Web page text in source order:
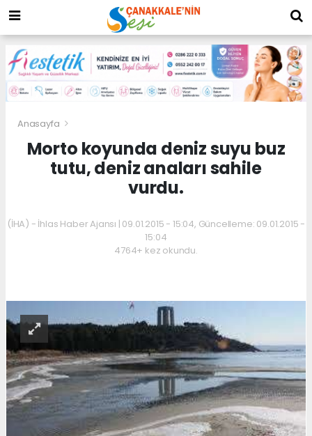
Anasayfa
Morto koyunda deniz suyu buz
tutu, deniz anaları sahile
vurdu.
(İHA) - İhlas Haber Ajansı | 09.01.2015 - 15:04, Güncelleme: 09.01.2015 -
15:04
4764+ kez okundu.